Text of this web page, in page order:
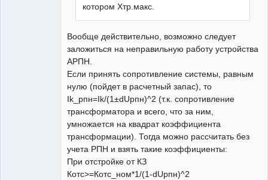
котором Хтр.макс.
Вообще действительно, возможно следует
заложиться на неправильную работу устройства
АРПН.
Если принять сопротивление системы, равным
нулю (пойдет в расчетный запас), то
Ik_рпн=Ik/(1±dUрпн)^2 (т.к. сопротивление
трансформатора и всего, что за ним,
умножается на квадрат коэффициента
трансформации). Тогда можно рассчитать без
учета РПН и взять такие коэффициенты:
При отстройке от КЗ
Котс>=Котс_ном*1/(1-dUрпн)^2